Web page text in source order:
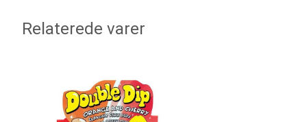
Relaterede varer